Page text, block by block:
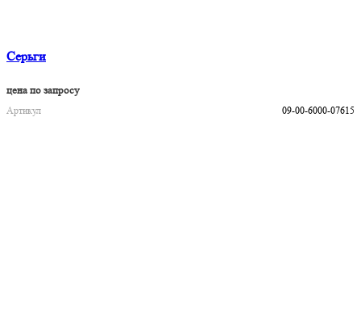
Серьги
цена по запросу
Артикул
09-00-6000-07615